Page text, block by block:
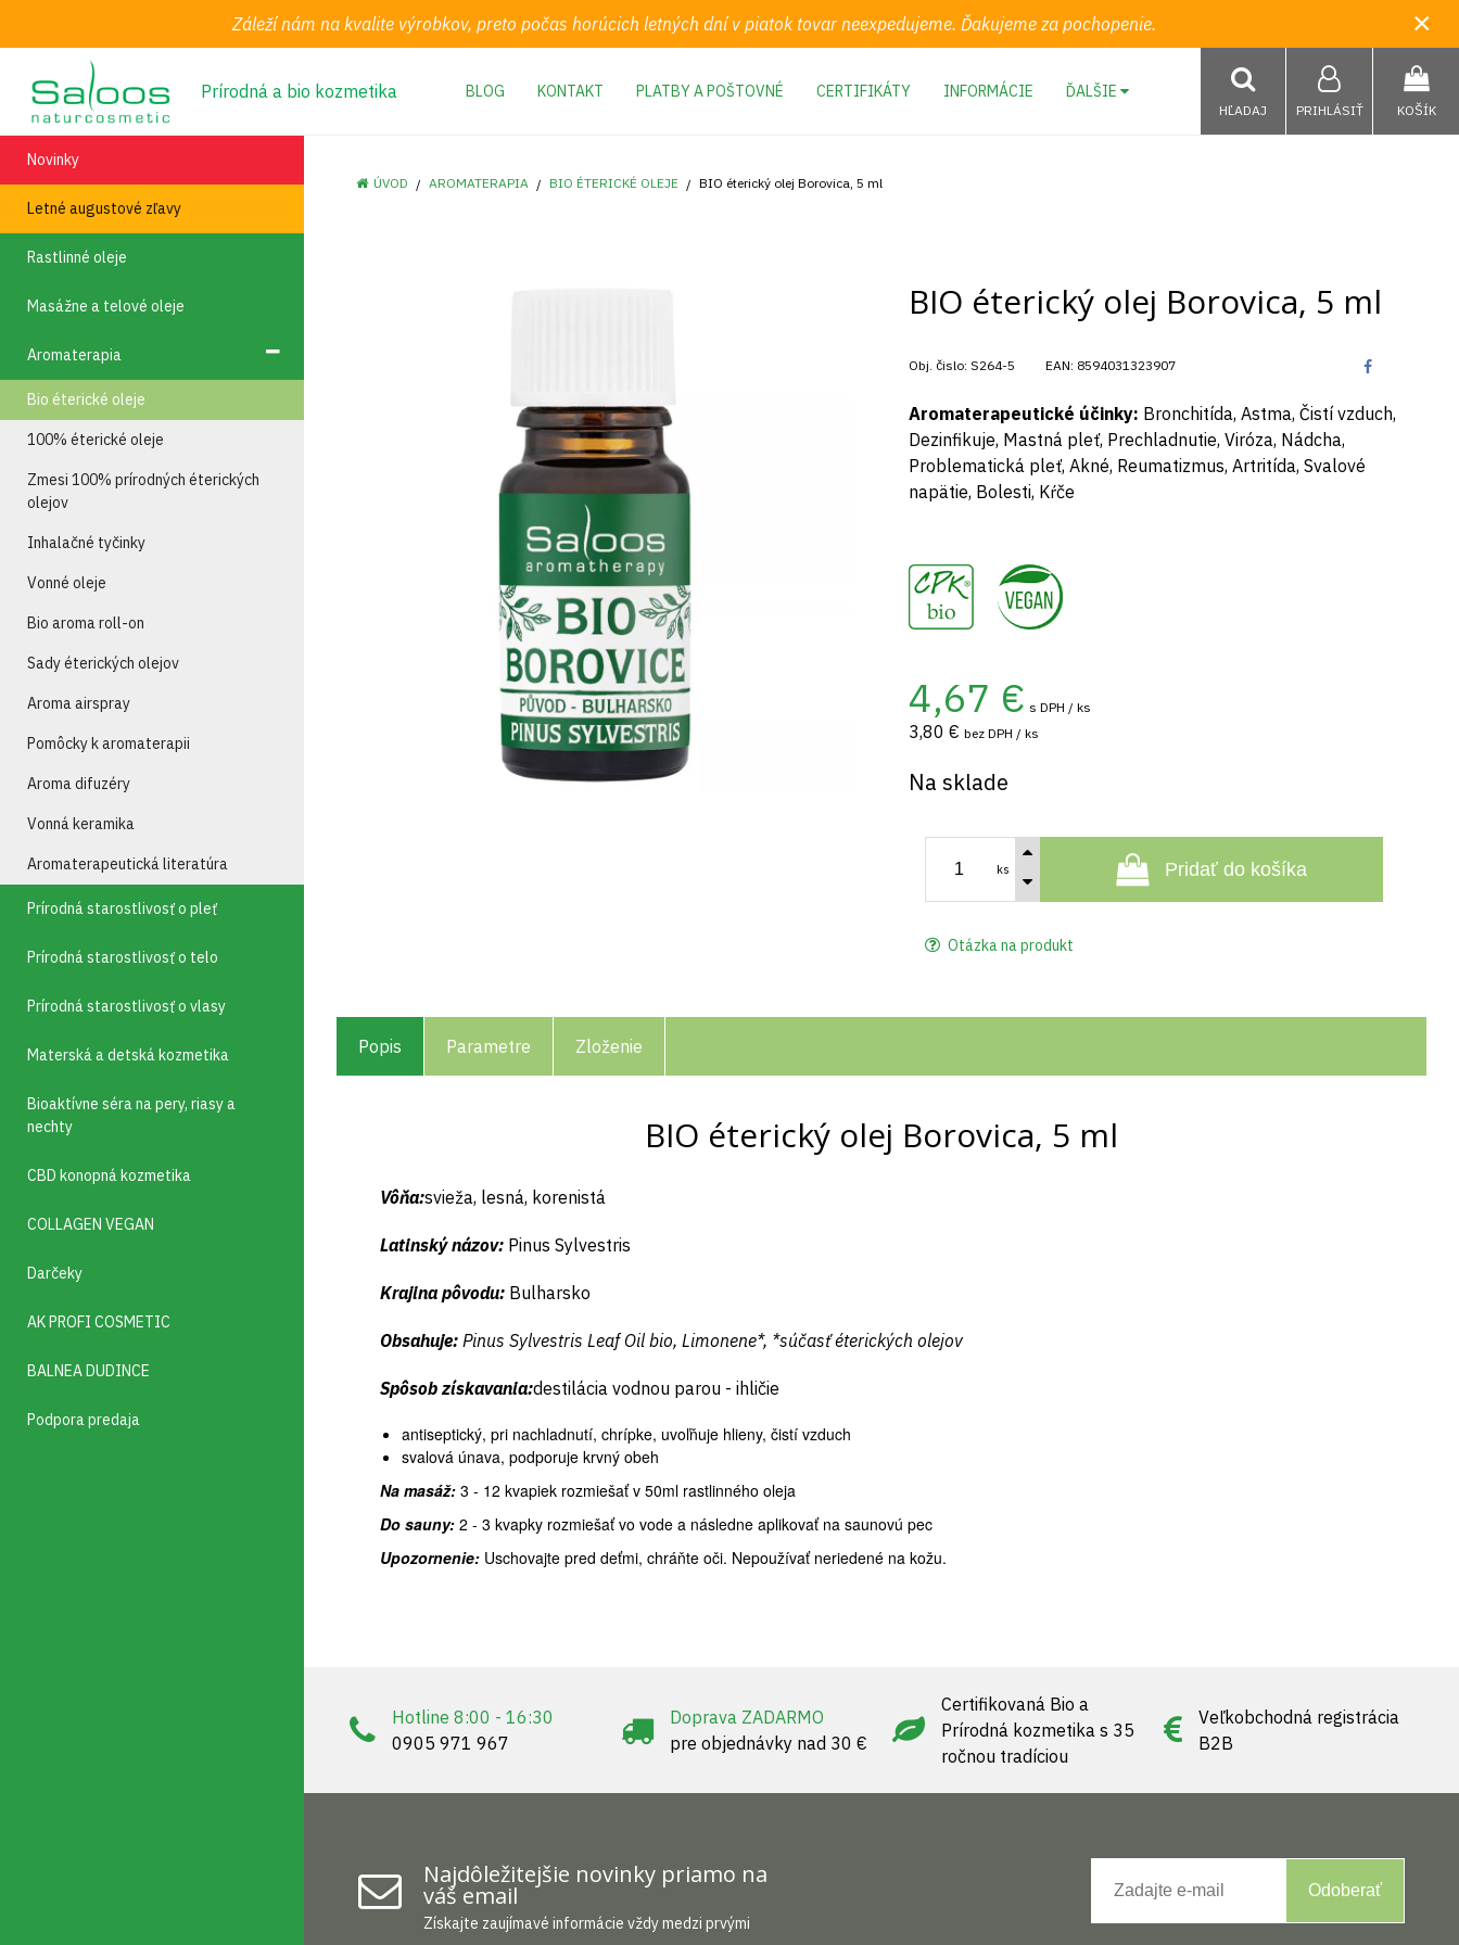
Záleží nám na kvalite výrobkov, preto počas horúcich letných dní v piatok tovar neexpedujeme. Ďakujeme za pochopenie. ×
Prírodná a bio kozmetika BLOG KONTAKT PLATBY A POŠTOVNÉ CERTIFIKÁTY INFORMÁCIE ĎALŠIE
KOŠÍK
PRIHLÁSIŤ
HĽADAJ
Novinky
Letné augustové zľavy
Rastlinné oleje
Masážne a telové oleje
Aromaterapia
Bio éterické oleje
100% éterické oleje
Zmesi 100% prírodných éterických
olejov
Inhalačné tyčinky
Vonné oleje
Bio aroma roll-on
Sady éterických olejov
Aroma airspray
Pomôcky k aromaterapii
Aroma difuzéry
Vonná keramika
Aromaterapeutická literatúra
Prírodná starostlivosť o pleť
Prírodná starostlivosť o telo
Prírodná starostlivosť o vlasy
Materská a detská kozmetika
Bioaktívne séra na pery, riasy a
nechty
CBD konopná kozmetika
COLLAGEN VEGAN
Darčeky
AK PROFI COSMETIC
BALNEA DUDINCE
Podpora predaja
ÚVOD AROMATERAPIA BIO ÉTERICKÉ OLEJE BIO éterický olej Borovica, 5 ml
BIO éterický olej Borovica, 5 ml
Obj. čislo: S264-5 EAN: 8594031323907
Aromaterapeutické účinky: Bronchitída, Astma, Čistí vzduch,
Dezinfikuje, Mastná pleť, Prechladnutie, Viróza, Nádcha,
Problematická pleť, Akné, Reumatizmus, Artritída, Svalové
napätie, Bolesti, Kŕče
4,67 € s DPH / ks
3,80 € bez DPH / ks
Na sklade
ks Pridať do košíka
Otázka na produkt
Popis Parametre Zloženie
BIO éterický olej Borovica, 5 ml
Vôňa:svieža, lesná, korenistá
Latinský názov: Pinus Sylvestris
Krajina pôvodu: Bulharsko
Obsahuje: Pinus Sylvestris Leaf Oil bio, Limonene*, *súčasť éterických olejov
Spôsob získavania:destilácia vodnou parou - ihličie
antiseptický, pri nachladnutí, chrípke, uvoľňuje hlieny, čistí vzduch
svalová únava, podporuje krvný obeh
Na masáž: 3 - 12 kvapiek rozmiešať v 50ml rastlinného oleja
Do sauny: 2 - 3 kvapky rozmiešať vo vode a následne aplikovať na saunovú pec
Upozornenie: Uschovajte pred deťmi, chráňte oči. Nepoužívať neriedené na kožu.
Hotline 8:00 - 16:30
0905 971 967
Doprava ZADARMO
pre objednávky nad 30 €
Certifikovaná Bio a
Prírodná kozmetika s 35
ročnou tradíciou
Veľkobchodná registrácia
B2B
Najdôležitejšie novinky priamo na
váš email
Získajte zaujímavé informácie vždy medzi prvými
Odoberať